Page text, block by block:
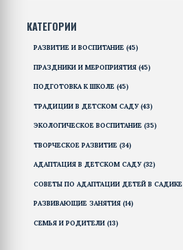
КАТЕГОРИИ
РАЗВИТИЕ И ВОСПИТАНИЕ (45)
ПРАЗДНИКИ И МЕРОПРИЯТИЯ (45)
ПОДГОТОВКА К ШКОЛЕ (45)
ТРАДИЦИИ В ДЕТСКОМ САДУ(43)
ЭКОЛОГИЧЕСКОЕ ВОСПИТАНИЕ (35)
ТВОРЧЕСКОЕ РАЗВИТИЕ (34)
АДАПТАЦИЯ В ДЕТСКОМ САДУ(32)
СОВЕТЫ ПО АДАПТАЦИИ ДЕТЕЙ В САДИКЕ
РАЗВИВАЮЩИЕ ЗАНЯТИЯ (14)
СЕМЬЯ И РОДИТЕЛИ (13)